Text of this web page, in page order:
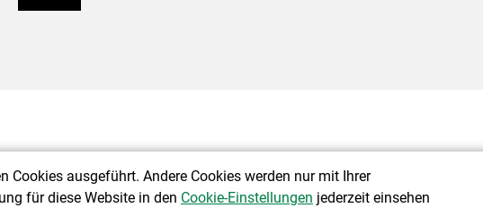
Cookies ausgeführt. Andere Cookies werden nur mit Ihrer
für diese Website in den Cookie-Einstellungen jederzeit einsehen